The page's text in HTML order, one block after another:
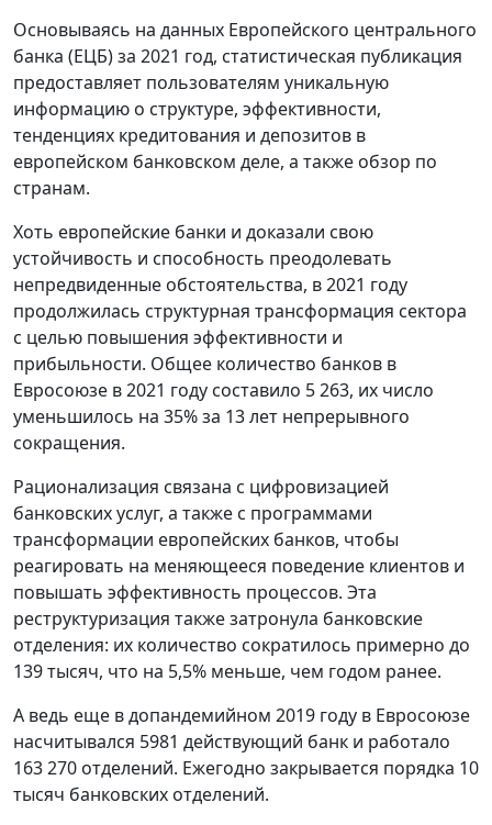
Основываясь на данных Европейского центрального
банка (ЕЦБ) за 2021 год, статистическая публикация
предоставляет пользователям уникальную
информацию о структуре, эффективности,
тенденциях кредитования и депозитов в
европейском банковском деле, а также обзор по
странам.
Хоть европейские банки и доказали свою
устойчивость и способность преодолевать
непредвиденные обстоятельства, в 2021 году
продолжилась структурная трансформация сектора
с целью повышения эффективности и
прибыльности. Общее количество банков в
Евросоюзе в 2021 году составило 5 263, их число
уменьшилось на 35% за 13 лет непрерывного
сокращения.
Рационализация связана с цифровизацией
банковских услуг, а также с программами
трансформации европейских банков, чтобы
реагировать на меняющееся поведение клиентов и
повышать эффективность процессов. Эта
реструктуризация также затронула банковские
отделения: их количество сократилось примерно до
139 тысяч, что на 5,5% меньше, чем годом ранее.
А ведь еще в допандемийном 2019 году в Евросоюзе
насчитывался 5981 действующий банк и работало
163 270 отделений. Ежегодно закрывается порядка 10
тысяч банковских отделений.